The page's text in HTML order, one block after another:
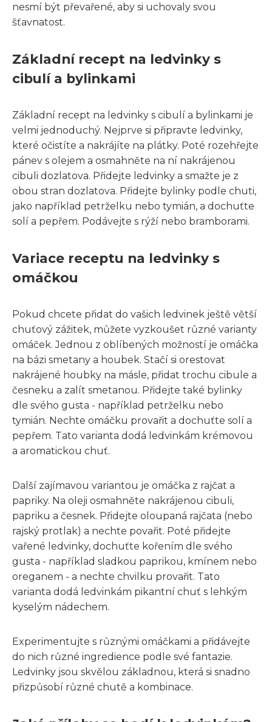
nesmí být převařené, aby si uchovaly svou
šťavnatost.
Základní recept na ledvinky s
cibulí a bylinkami
Základní recept na ledvinky s cibulí a bylinkami je
velmi jednoduchý. Nejprve si připravte ledvinky,
které očistíte a nakrájíte na plátky. Poté rozehřejte
pánev s olejem a osmahněte na ní nakrájenou
cibuli dozlatova. Přidejte ledvinky a smažte je z
obou stran dozlatova. Přidejte bylinky podle chuti,
jako například petrželku nebo tymián, a dochuťte
solí a pepřem. Podávejte s rýží nebo bramborami.
Variace receptu na ledvinky s
omáčkou
Pokud chcete přidat do vašich ledvinek ještě větší
chuťový zážitek, můžete vyzkoušet různé varianty
omáček. Jednou z oblíbených možností je omáčka
na bázi smetany a houbek. Stačí si orestovat
nakrájené houbky na másle, přidat trochu cibule a
česneku a zalít smetanou. Přidejte také bylinky
dle svého gusta - například petrželku nebo
tymián. Nechte omáčku provařit a dochuťte solí a
pepřem. Tato varianta dodá ledvinkám krémovou
a aromatickou chuť.
Další zajímavou variantou je omáčka z rajčat a
papriky. Na oleji osmahněte nakrájenou cibuli,
papriku a česnek. Přidejte oloupaná rajčata (nebo
rajský protlak) a nechte povařit. Poté přidejte
vařené ledvinky, dochuťte kořením dle svého
gusta - například sladkou paprikou, kmínem nebo
oreganem - a nechte chvilku provařit. Tato
varianta dodá ledvinkám pikantní chuť s lehkým
kyselým nádechem.
Experimentujte s různými omáčkami a přidávejte
do nich různé ingredience podle své fantazie.
Ledvinky jsou skvělou základnou, která si snadno
přizpůsobí různé chutě a kombinace.